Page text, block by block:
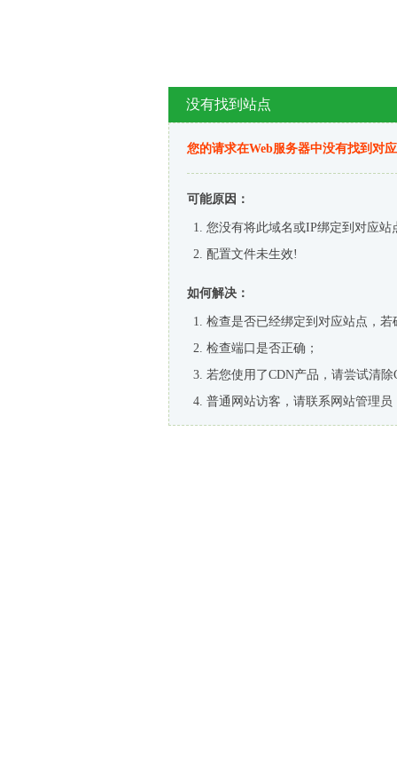
没有找到站点
您的请求在Web服务器中没有找到对
可能原因：
您没有将此域名或IP绑定到对应站
配置文件未生效!
如何解决：
检查是否已经绑定到对应站点，
检查端口是否正确；
若您使用了CDN产品，请尝试清除
普通网站访客，请联系网站管理员